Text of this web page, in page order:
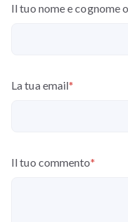
Il tuo nome e cognome
La tua email*
Il tuo commento*